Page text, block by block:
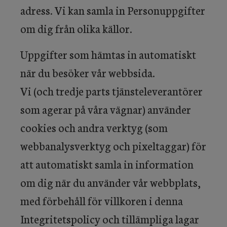
adress. Vi kan samla in Personuppgifter
om dig från olika källor.
Uppgifter som hämtas in automatiskt
när du besöker vår webbsida.
Vi (och tredje parts tjänsteleverantörer
som agerar på våra vägnar) använder
cookies och andra verktyg (som
webbanalysverktyg och pixeltaggar) för
att automatiskt samla in information
om dig när du använder vår webbplats,
med förbehåll för villkoren i denna
Integritetspolicy och tillämpliga lagar